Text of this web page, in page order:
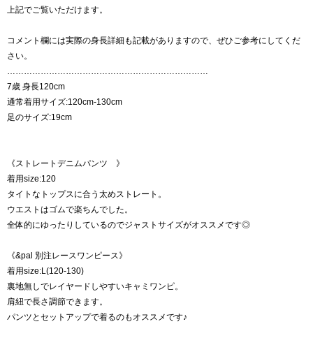
上記でご覧いただけます。
コメント欄には実際の身長詳細も記載がありますので、ぜひご参考にしてくだ
さい。
………………………………………………………………
7歳 身長120cm
通常着用サイズ:120cm-130cm
足のサイズ:19cm
《ストレートデニムパンツ 》
着用size:120
タイトなトップスに合う太めストレート。
ウエストはゴムで楽ちんでした。
全体的にゆったりしているのでジャストサイズがオススメです◎
《&pal 別注レースワンピース》
着用size:L(120-130)
裏地無しでレイヤードしやすいキャミワンピ。
肩紐で長さ調節できます。
パンツとセットアップで着るのもオススメです♪